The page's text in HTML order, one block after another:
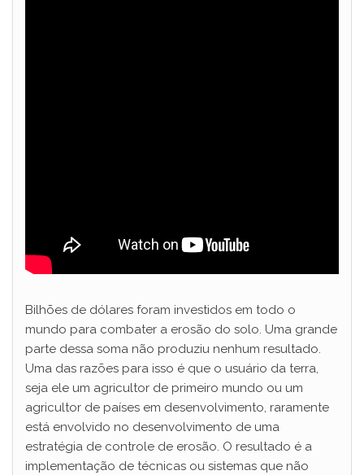
Bilhões de dólares foram investidos em todo o
mundo para combater a erosão do solo. Uma grande
parte dessa soma não produziu nenhum resultado.
Uma das razões para isso é que o usuário da terra,
seja ele um agricultor de primeiro mundo ou um
agricultor de países em desenvolvimento, raramente
está envolvido no desenvolvimento de uma
estratégia de controle de erosão. O resultado é a
implementação de técnicas ou sistemas que não